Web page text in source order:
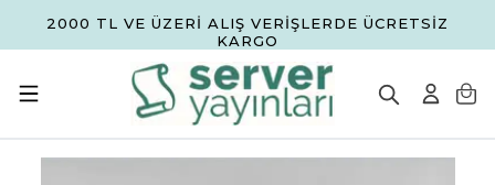
2000 TL VE ÜZERİ ALIŞ VERİŞLERDE ÜCRETSİZ
KARGO